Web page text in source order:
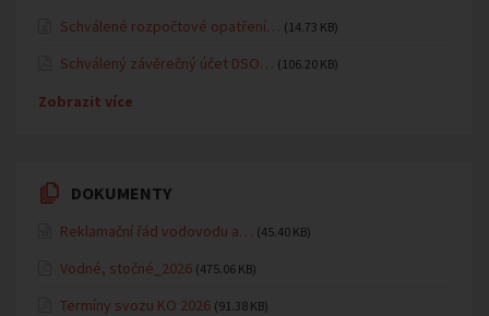
Schválené rozpočtové opatření… (14.73 KB)
Schválený závěrečný účet DSO… (106.20 KB)
Zobrazit více
DOKUMENTY
Reklamační řád vodovodu a… (45.40 KB)
Vodné, stočné_2026 (475.06 KB)
Termíny svozu KO 2026 (91.38 KB)